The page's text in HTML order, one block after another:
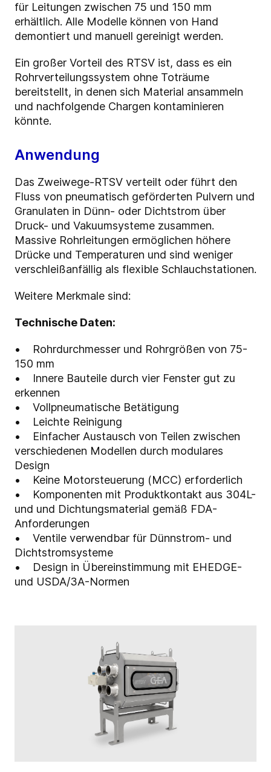
für Leitungen zwischen 75 und 150 mm
erhältlich. Alle Modelle können von Hand
demontiert und manuell gereinigt werden.
Ein großer Vorteil des RTSV ist, dass es ein
Rohrverteilungssystem ohne Toträume
bereitstellt, in denen sich Material ansammeln
und nachfolgende Chargen kontaminieren
könnte.
Anwendung
Das Zweiwege-RTSV verteilt oder führt den
Fluss von pneumatisch geförderten Pulvern und
Granulaten in Dünn- oder Dichtstrom über
Druck- und Vakuumsysteme zusammen.
Massive Rohrleitungen ermöglichen höhere
Drücke und Temperaturen und sind weniger
verschleißanfällig als flexible Schlauchstationen.
Weitere Merkmale sind:
Technische Daten:
• Rohrdurchmesser und Rohrgrößen von 75-
150 mm
• Innere Bauteile durch vier Fenster gut zu
erkennen
• Vollpneumatische Betätigung
• Leichte Reinigung
• Einfacher Austausch von Teilen zwischen
verschiedenen Modellen durch modulares
Design
• Keine Motorsteuerung (MCC) erforderlich
• Komponenten mit Produktkontakt aus 304L-
und und Dichtungsmaterial gemäß FDA-
Anforderungen
• Ventile verwendbar für Dünnstrom- und
Dichtstromsysteme
• Design in Übereinstimmung mit EHEDGE-
und USDA/3A-Normen